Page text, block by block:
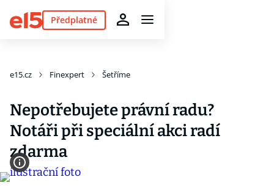
Předplatné
e15.cz Finexpert Šetříme
Nepotřebujete právní radu?
Notáři při speciální akci radí
zdarma